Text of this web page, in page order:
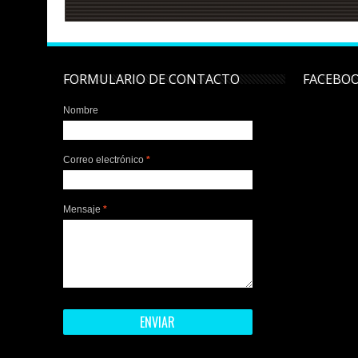
FORMULARIO DE CONTACTO
Nombre
Correo electrónico *
Mensaje *